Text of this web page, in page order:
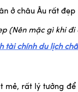
(Nên mặc gì khi
tài chính du lịch
mẻ, rất lý tưởng